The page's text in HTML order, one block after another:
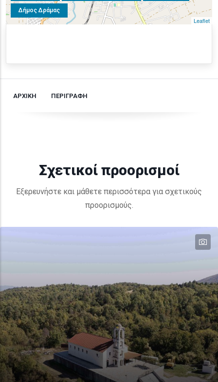
Δήμος Δράμας
Leaflet
ΑΡΧΙΚΗ ΠΕΡΙΓΡΑΦΗ
Σχετικοί προορισμοί
Εξερευνήστε και μάθετε περισσότερα για σχετικούς
προορισμούς.